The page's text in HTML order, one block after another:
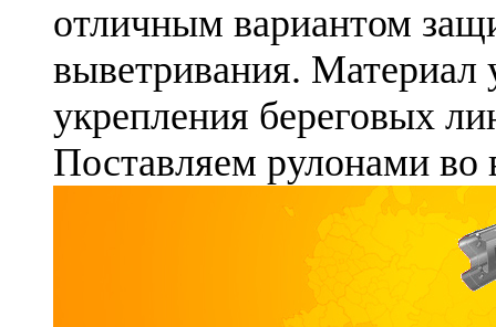
отличным вариантом
выветривания. Материал
укрепления береговых
Поставляем рулонами